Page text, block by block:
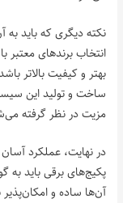
نکته دیگری که باید
انتخاب برندهای معتبر
بهتر و کیفیت بالاتر
ساخت و تولید این
مزیت در نظر گرفته
در نهایت، عملکرد
پکیج‌های برقی باید
آن‌ها ساده و